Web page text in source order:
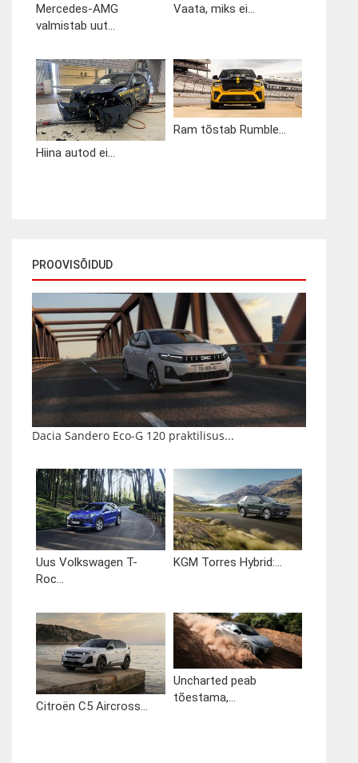
Mercedes-AMG
valmistab uut...
Vaata, miks ei...
Hiina autod ei...
Ram tõstab Rumble...
PROOVISÕIDUD
Dacia Sandero Eco-G 120 praktilisus...
Uus Volkswagen T-
Roc...
KGM Torres Hybrid:...
Citroën C5 Aircross...
Uncharted peab
tõestama,...